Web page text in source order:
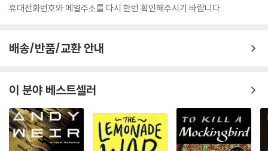
휴대전화번호와 메일주소를 다시 한번 확인해주시기 바랍니다.
배송/반품/교환 안내
이 분야 베스트셀러